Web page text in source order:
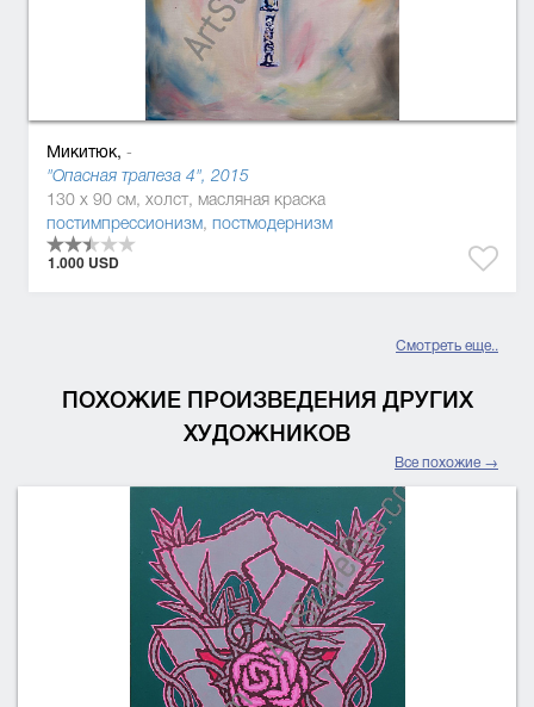
Микитюк, -
"Опасная трапеза 4", 2015
130 x 90 см, холст, масляная краска
постимпрессионизм, постмодернизм
1.000 USD
Смотреть еще..
ПОХОЖИЕ ПРОИЗВЕДЕНИЯ ДРУГИХ
ХУДОЖНИКОВ
Все похожие →